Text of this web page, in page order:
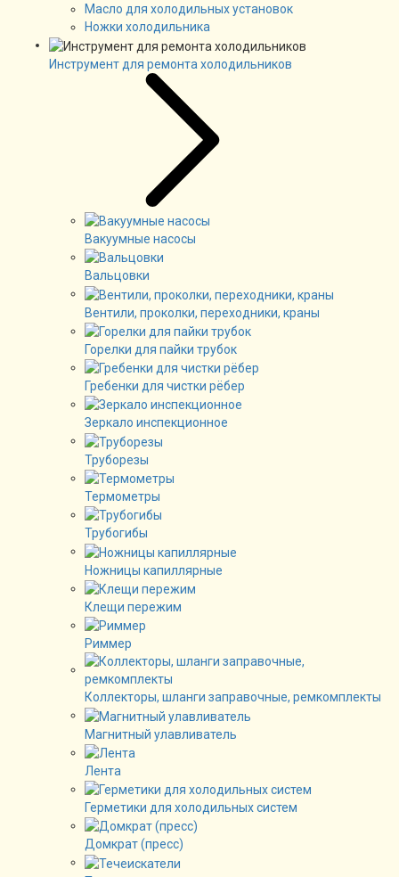
Масло для холодильных установок
Ножки холодильника
Инструмент для ремонта холодильников
Вакуумные насосы
Вальцовки
Вентили, проколки, переходники, краны
Горелки для пайки трубок
Гребенки для чистки рёбер
Зеркало инспекционное
Труборезы
Термометры
Трубогибы
Ножницы капиллярные
Клещи пережим
Риммер
Коллекторы, шланги заправочные, ремкомплекты
Магнитный улавливатель
Лента
Герметики для холодильных систем
Домкрат (пресс)